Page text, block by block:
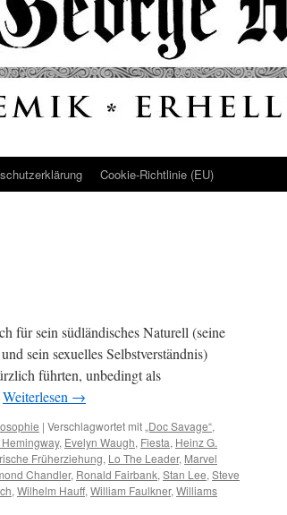
Cookie-Richtlinie (EU)
für sein südländisches Naturell (seine
sein sexuelles Selbstverständnis)
führten, unbedingt als
Weiterlesen →
| Verschlagwortet mit „Doc Savage“,
, Evelyn Waugh, Fiesta, Heinz G.
Früherziehung, Lo The Leader, Marvel
Chandler, Ronald Fairbank, Stan Lee, Steve
, Wilhelm Hauff, William Faulkner, Williams